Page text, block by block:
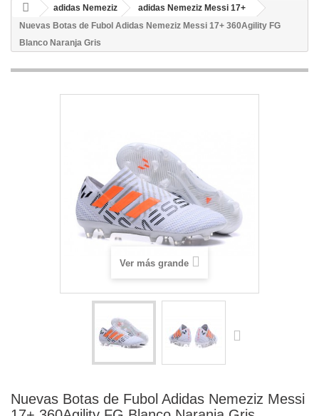
adidas Nemeziz
adidas Nemeziz Messi 17+
Nuevas Botas de Fubol Adidas Nemeziz Messi 17+ 360Agility FG
Blanco Naranja Gris
Ver más grande
Nuevas Botas de Fubol Adidas Nemeziz Messi